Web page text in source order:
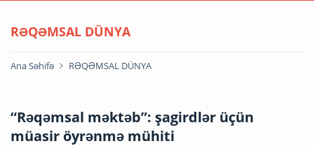
RƏQƏMSAL DÜNYA
Ana Səhifə RƏQƏMSAL DÜNYA
“Rəqəmsal məktəb”: şagirdlər üçün
müasir öyrənmə mühiti